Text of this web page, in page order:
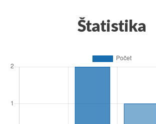
Štatistika